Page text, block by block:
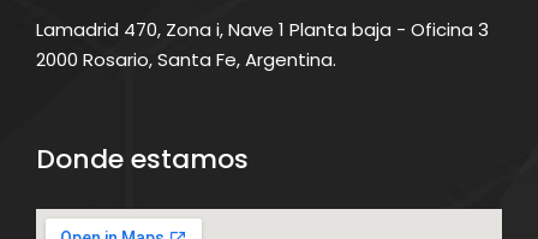
Lamadrid 470, Zona i, Nave 1 Planta baja - Oficina 3
2000 Rosario, Santa Fe, Argentina.
Donde estamos